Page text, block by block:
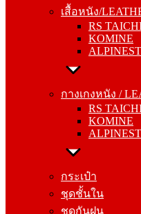
เสื้อหนัง/
RS
KOMINE
กางเกงหนัง /
RS
KOMINE
กระเป๋า
ชุดชั้นใน
ชุดกันฝน
KOMINE
กางเกงหนัง /
KOMINE
กระเป๋า
ชุดชั้นใน
ชุดกันฝน
แว่นตา